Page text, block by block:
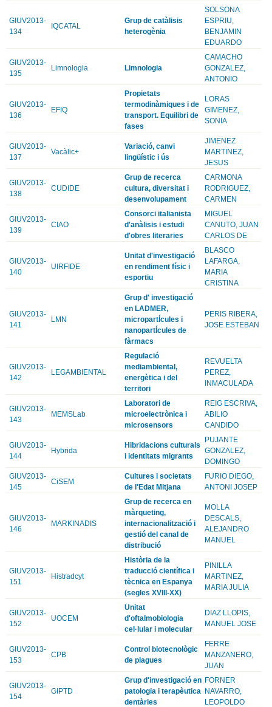
GIUV2013-
134
IQCATAL
Grup de catàlisis
heterogènia
SOLSONA
ESPRIU,
BENJAMIN
EDUARDO
GIUV2013-
135
Limnologia Limnologia
CAMACHO
GONZALEZ,
ANTONIO
GIUV2013-
136
EFIQ
Propietats
termodinàmiques i de
transport. Equilibri de
fases
LORAS
GIMENEZ,
SONIA
GIUV2013-
137
Vacàlic+
Variació, canvi
lingüístic i ús
JIMENEZ
MARTINEZ,
JESUS
GIUV2013-
138
CUDIDE
Grup de recerca
cultura, diversitat i
desenvolupament
CARMONA
RODRIGUEZ,
CARMEN
GIUV2013-
139
CIAO
Consorci italianista
d'anàlisis i estudi
d'obres literaries
MIGUEL
CANUTO, JUAN
CARLOS DE
GIUV2013-
140
UIRFIDE
Unitat d'investigació
en rendiment físic i
esportiu
BLASCO
LAFARGA,
MARIA
CRISTINA
GIUV2013-
141
LMN
Grup d' investigació
en LADMER,
micropartÍcules i
nanopartÍcules de
fàrmacs
PERIS RIBERA,
JOSE ESTEBAN
GIUV2013-
142
LEGAMBIENTAL
Regulació
mediambiental,
energètica i del
territori
REVUELTA
PEREZ,
INMACULADA
GIUV2013-
143
MEMSLab
Laboratori de
microelectrònica i
microsensors
REIG ESCRIVA,
ABILIO
CANDIDO
GIUV2013-
144
Hybrida
Hibridacions culturals
i identitats migrants
PUJANTE
GONZALEZ,
DOMINGO
GIUV2013-
145
CiSEM
Cultures i societats
de l'Edat Mitjana
FURIO DIEGO,
ANTONI JOSEP
GIUV2013-
146
MARKINADIS
Grup de recerca en
màrqueting,
internacionalització i
gestió del canal de
distribució
MOLLA
DESCALS,
ALEJANDRO
MANUEL
GIUV2013-
151
Histradcyt
Història de la
traducció científica i
tècnica en Espanya
(segles XVIII-XX)
PINILLA
MARTINEZ,
MARIA JULIA
GIUV2013-
152
UOCEM
Unitat
d'oftalmobiologia
cel·lular i molecular
DIAZ LLOPIS,
MANUEL JOSE
GIUV2013-
153
CPB
Control biotecnològic
de plagues
FERRE
MANZANERO,
JUAN
GIUV2013-
154
GIPTD
Grup d'investigació en
patologia i terapèutica
dentàries
FORNER
NAVARRO,
LEOPOLDO